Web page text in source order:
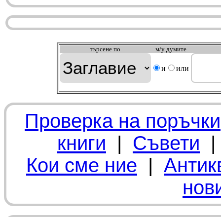
търсeне по м/у думите
и или
Проверка на поръчки
книги | Съвети
Кои сме ние |